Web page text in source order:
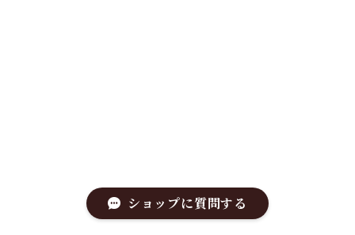
ショップに質問する